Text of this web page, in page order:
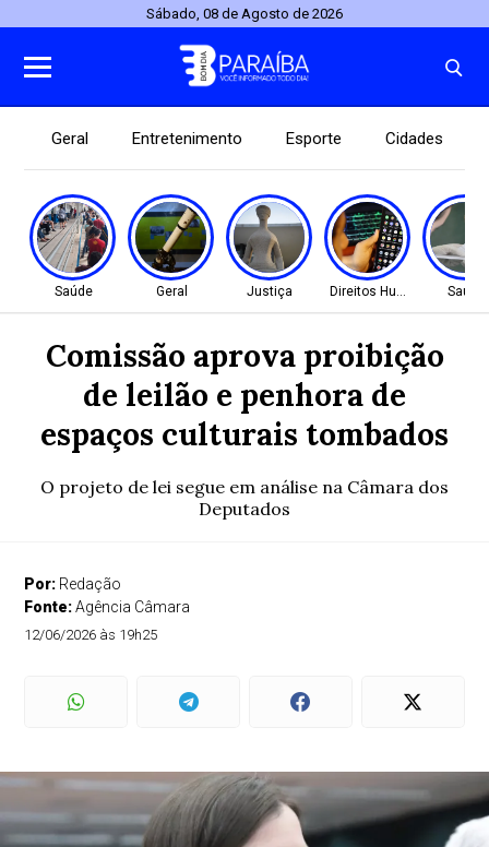
Sábado, 08 de Agosto de 2026
Geral Entretenimento Esporte Cidades
Saúde Geral Justiça Direitos Humanos Saúde
Comissão aprova proibição
de leilão e penhora de
espaços culturais tombados
O projeto de lei segue em análise na Câmara dos
Deputados
Por: Redação
Fonte:Agência Câmara
12/06/2026 às 19h25